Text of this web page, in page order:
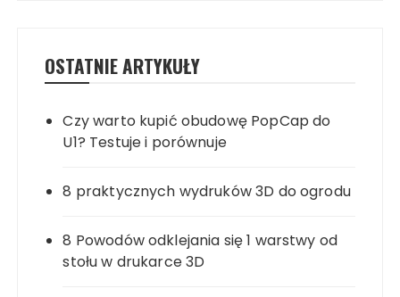
OSTATNIE ARTYKUŁY
Czy warto kupić obudowę PopCap do
U1? Testuje i porównuje
8 praktycznych wydruków 3D do ogrodu
8 Powodów odklejania się 1 warstwy od
stołu w drukarce 3D